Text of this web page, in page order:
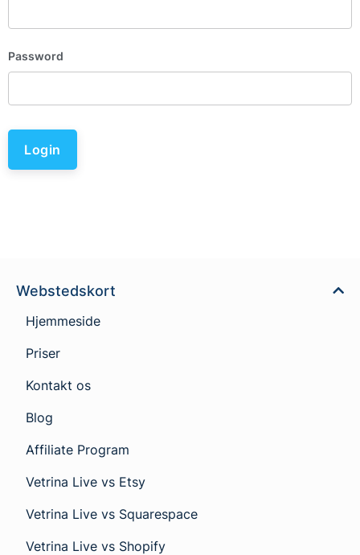
Password
Login
Webstedskort
Hjemmeside
Priser
Kontakt os
Blog
Affiliate Program
Vetrina Live vs Etsy
Vetrina Live vs Squarespace
Vetrina Live vs Shopify